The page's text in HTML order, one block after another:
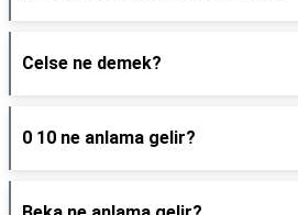
Celse ne demek?
0 10 ne anlama gelir?